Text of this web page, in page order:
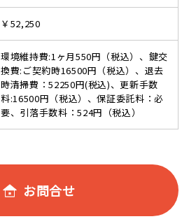
￥52,250
環境維持費:1ヶ月550円（税込）、鍵交
換費:ご契約時16500円（税込）、退去
時清掃費：52250円(税込)、更新手数
料:16500円（税込）、保証委託料：必
要、引落手数料：524円（税込）
お問合せ